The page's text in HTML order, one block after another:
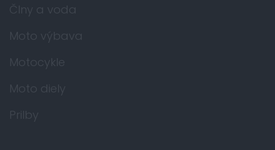
Člny a voda
Moto výbava
Motocykle
Moto diely
Prilby